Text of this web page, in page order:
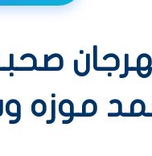
موزه